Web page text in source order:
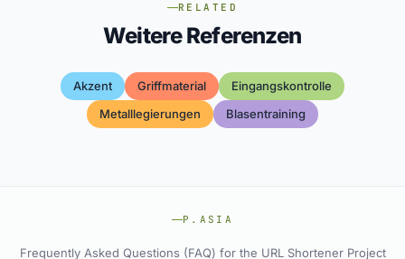
RELATED
Weitere Referenzen
Akzent Griffmaterial
Eingangskontrolle
Metalllegierungen
Blasentraining
P.ASIA
Frequently Asked Questions (FAQ) for the URL Shortener Project